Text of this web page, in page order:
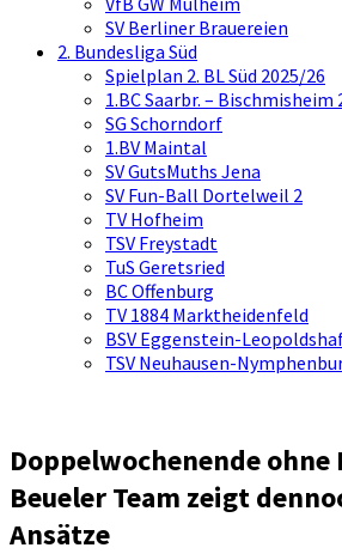
SV Berliner Brauereien
2. Bundesliga Süd
Spielplan 2. BL Süd 2025/26
1.BC Saarbr. – Bischmisheim
SG Schorndorf
1.BV Maintal
SV GutsMuths Jena
SV Fun-Ball Dortelweil 2
TV Hofheim
TSV Freystadt
TuS Geretsried
BC Offenburg
TV 1884 Marktheidenfeld
BSV Eggenstein-
TSV Neuhausen-
Doppelwochenende ohne
Beueler Team zeigt
Ansätze